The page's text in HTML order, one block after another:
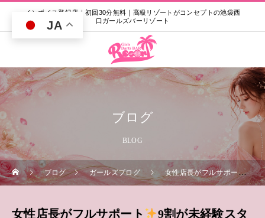
インボイス登録店｜初回30分無料｜高級リゾートがコンセプトの池袋西
口ガールズバーリゾート
ブログ
BLOG
ブログ ガールズブログ 女性店長がフルサポート 9
女性店長がフルサポート
9割が未経験スタ
JA